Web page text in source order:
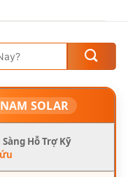
SOLAR
Sàng Hỗ Trợ Kỹ